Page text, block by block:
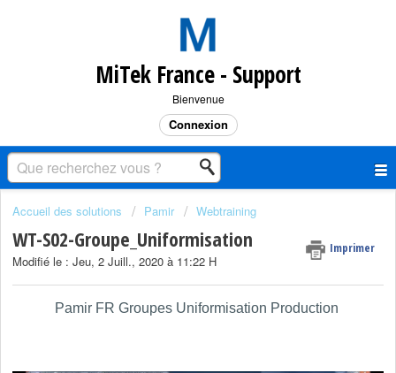
MiTek France - Support
Bienvenue
Connexion
Accueil des solutions Pamir Webtraining
WT-S02-Groupe_Uniformisation Imprimer
Modifié le : Jeu, 2 Juill., 2020 à 11:22 H
Pamir FR Groupes Uniformisation Production